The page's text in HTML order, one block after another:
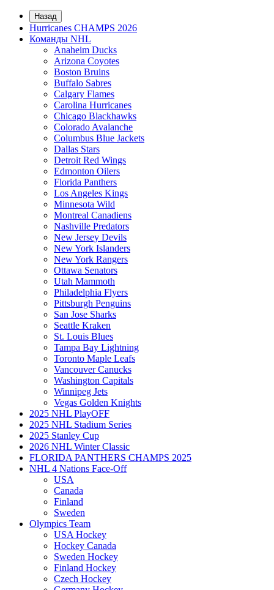
Назад
Hurricanes CHAMPS 2026
Команды NHL
Anaheim Ducks
Arizona Coyotes
Boston Bruins
Buffalo Sabres
Calgary Flames
Carolina Hurricanes
Chicago Blackhawks
Colorado Avalanche
Columbus Blue Jackets
Dallas Stars
Detroit Red Wings
Edmonton Oilers
Florida Panthers
Los Angeles Kings
Minnesota Wild
Montreal Canadiens
Nashville Predators
New Jersey Devils
New York Islanders
New York Rangers
Ottawa Senators
Utah Mammoth
Philadelphia Flyers
Pittsburgh Penguins
San Jose Sharks
Seattle Kraken
St. Louis Blues
Tampa Bay Lightning
Toronto Maple Leafs
Vancouver Canucks
Washington Capitals
Winnipeg Jets
Vegas Golden Knights
2025 NHL PlayOFF
2025 NHL Stadium Series
2025 Stanley Cup
2026 NHL Winter Classic
FLORIDA PANTHERS CHAMPS 2025
NHL 4 Nations Face-Off
USA
Canada
Finland
Sweden
Olympics Team
USA Hockey
Hockey Canada
Sweden Hockey
Finland Hockey
Czech Hockey